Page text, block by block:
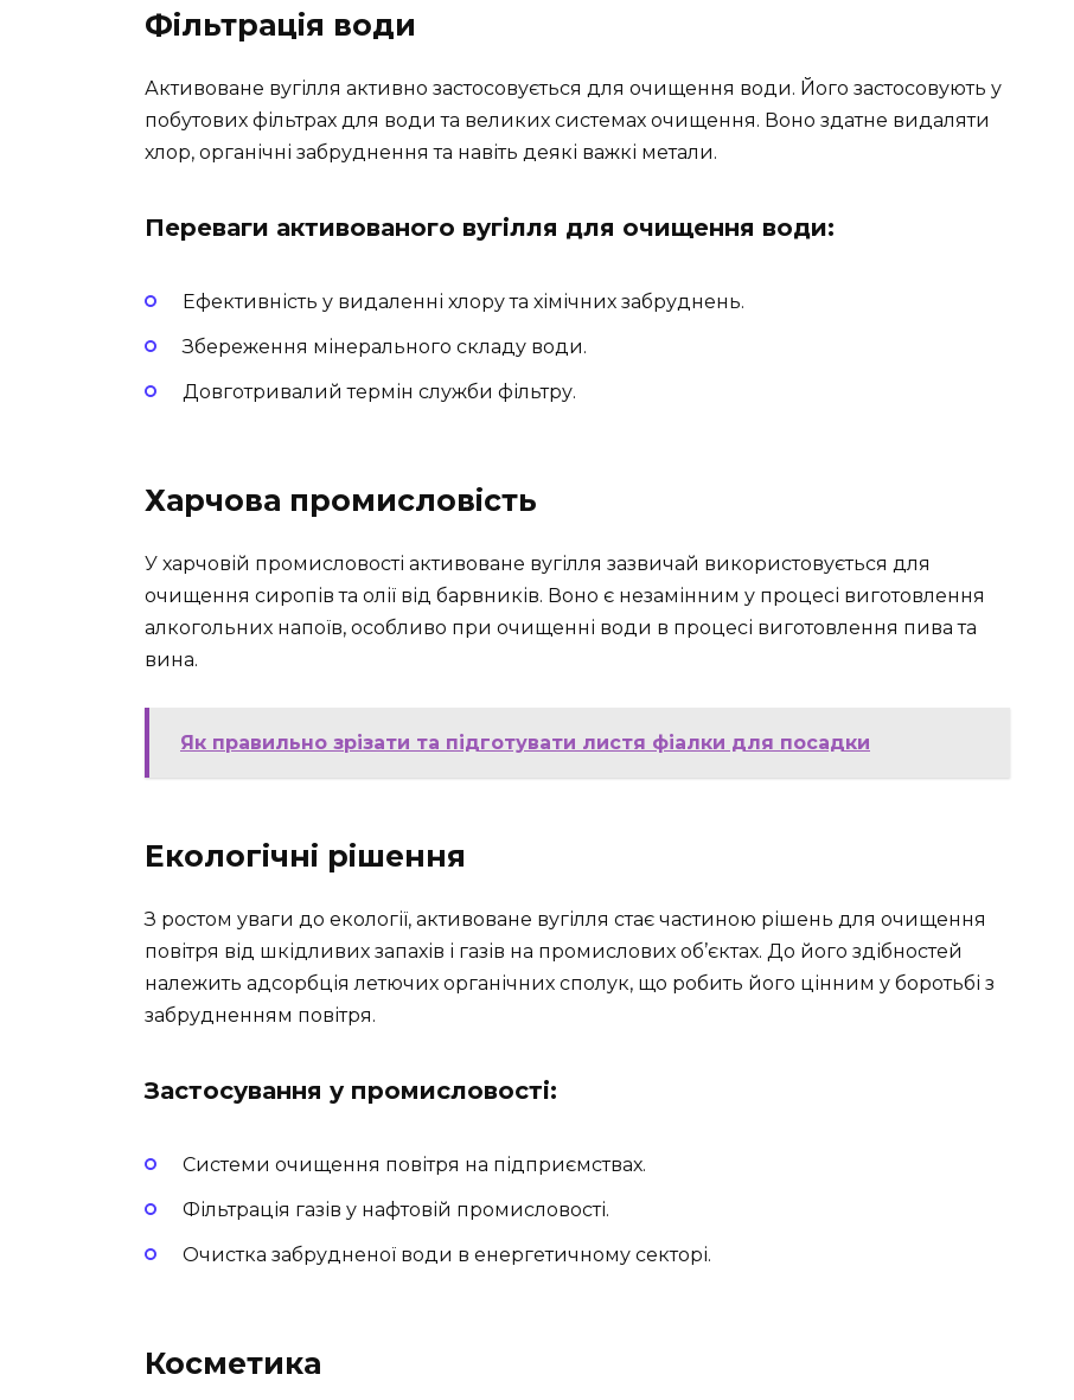
Фільтрація води
Активоване вугілля активно застосовується для очищення води. Його застосовують у
побутових фільтрах для води та великих системах очищення. Воно здатне видаляти
хлор, органічні забруднення та навіть деякі важкі метали.
Переваги активованого вугілля для очищення води:
Ефективність у видаленні хлору та хімічних забруднень.
Збереження мінерального складу води.
Довготривалий термін служби фільтру.
Харчова промисловість
У харчовій промисловості активоване вугілля зазвичай використовується для
очищення сиропів та олії від барвників. Воно є незамінним у процесі виготовлення
алкогольних напоїв, особливо при очищенні води в процесі виготовлення пива та
вина.
Як правильно зрізати та підготувати листя фіалки для посадки
Екологічні рішення
З ростом уваги до екології, активоване вугілля стає частиною рішень для очищення
повітря від шкідливих запахів і газів на промислових об’єктах. До його здібностей
належить адсорбція летючих органічних сполук, що робить його цінним у боротьбі з
забрудненням повітря.
Застосування у промисловості:
Системи очищення повітря на підприємствах.
Фільтрація газів у нафтовій промисловості.
Очистка забрудненої води в енергетичному секторі.
Косметика